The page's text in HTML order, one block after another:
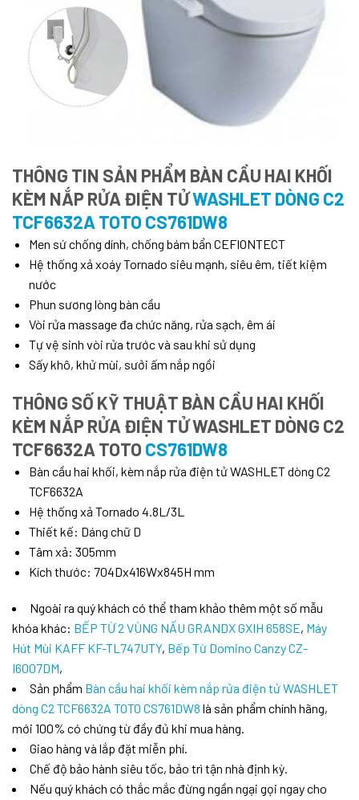
THÔNG TIN SẢN PHẨM BÀN CẦU HAI KHỐI
KÈM NẮP RỬA ĐIỆN TỬWASHLET DÒNG C2
TCF6632A TOTO CS761DW8
Men sứ chống dính, chống bám bẩn CEFIONTECT
Hệ thống xả xoáy Tornado siêu mạnh, siêu êm, tiết kiệm
nước
Phun sương lòng bàn cầu
Vòi rửa massage đa chức năng, rửa sạch, êm ái
Tự vệ sinh vòi rửa trước và sau khi sử dụng
Sấy khô, khử mùi, sưởi ấm nắp ngồi
THÔNG SỐ KỸ THUẬT BÀN CẦU HAI KHỐI
KÈM NẮP RỬA ĐIỆN TỬ WASHLET DÒNG C2
TCF6632A TOTO CS761DW8
Bàn cầu hai khối, kèm nắp rửa điện tử WASHLET dòng C2
TCF6632A
Hệ thống xả Tornado 4.8L/3L
Thiết kế: Dáng chữ D
Tâm xả: 305mm
Kích thước: 704Dx416Wx845H mm
Ngoài ra quý khách có thể tham khảo thêm một số mẫu
khóa khác: BẾP TỪ 2 VÙNG NẤU GRANDX GXIH 658SE, Máy
Hút Mùi KAFF KF-TL747UTY, Bếp Từ Domino Canzy CZ-
I6007DM,
Sản phẩm Bàn cầu hai khối kèm nắp rửa điện tử WASHLET
dòng C2 TCF6632A TOTO CS761DW8 là sản phẩm chính hãng,
mới 100% có chứng từ đầy đủ khi mua hàng.
Giao hàng và lắp đặt miễn phí.
Chế độ bảo hành siêu tốc, bảo trì tận nhà định kỳ.
Nếu quý khách có thắc mắc đừng ngần ngại gọi ngay cho